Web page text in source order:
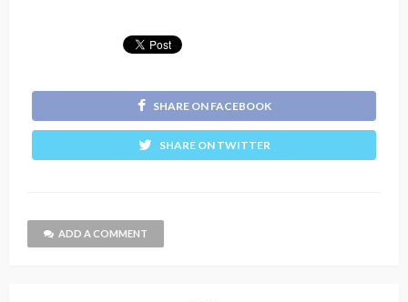
SHARE ON FACEBOOK
SHARE ON TWITTER
ADD A COMMENT